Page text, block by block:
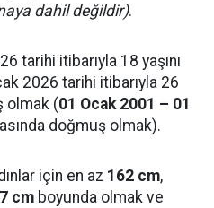
dahil değildir).
tarihi itibarıyla 18 yaşını
2026 tarihi itibarıyla 26
olmak (01 Ocak 2001 – 01
doğmuş olmak).
için en az 162 cm,
cm boyunda olmak ve